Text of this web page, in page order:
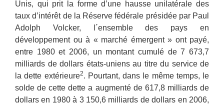
Unis, qui prit la forme d’une hausse unilatérale des
taux d’intérêt de la Réserve fédérale présidée par Paul
Adolph Volcker, l´ensemble des pays en
développement ou à « marché émergent » ont payé,
entre 1980 et 2006, un montant cumulé de 7 673,7
milliards de dollars états-uniens au titre du service de
la dette extérieure2. Pourtant, dans le même temps, le
solde de cette dette a augmenté de 617,8 milliards de
dollars en 1980 à 3 150,6 milliards de dollars en 2006,